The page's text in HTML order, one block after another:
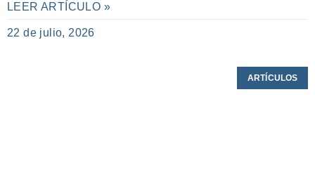
LEER ARTÍCULO »
22 de julio, 2026
ARTÍCULOS